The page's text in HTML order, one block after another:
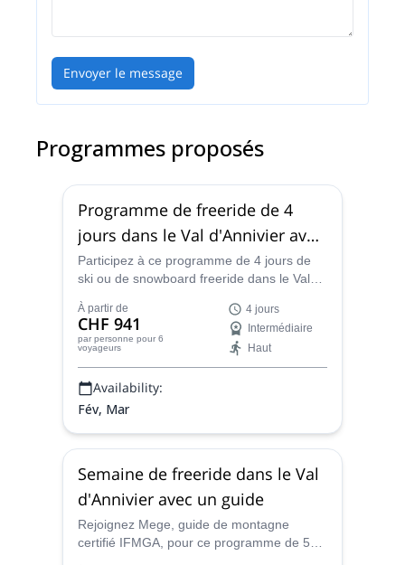
Envoyer le message
Programmes proposés
Programme de freeride de 4
jours dans le Val d'Annivier avec
un guide
Participez à ce programme de 4 jours de
ski ou de snowboard freeride dans le Val
certifié IFMGA. Ouvert aux experts et aux
débutants.
À partir de
CHF 941
par personne pour 6
voyageurs
4 jours
Intermédiaire
Haut
Availability:
Fév, Mar
Semaine de freeride dans le Val
d'Annivier avec un guide
Rejoignez Mege, guide de montagne
certifié IFMGA, pour ce programme de 5